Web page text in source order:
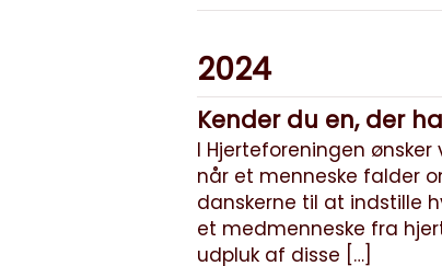
2024
Kender du en, der
I Hjerteforeningen
når et menneske falder
danskerne til at indstille
et medmenneske fra
udpluk af disse […]